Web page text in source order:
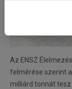
Az ENSZ
felmérése szerint
milliárd tonnát